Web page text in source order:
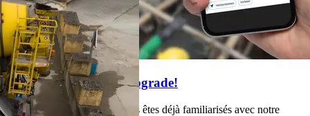
Onsite reçoit un upgrade!
Nous espérons que vous êtes déjà familiarisés avec notre